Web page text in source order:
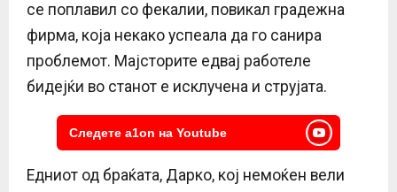
се поплавил со фекалии, повикал градежна
фирма, која некако успеала да го санира
проблемот. Мајсторите едвај работеле
бидејќи во станот е исклучена и струјата.
Следете a1on на Youtube
Едниот од браќата, Дарко, кој немоќен вели